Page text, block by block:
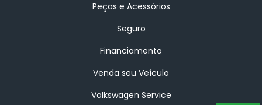
Peças e Acessórios
Seguro
Financiamento
Venda seu Veículo
Volkswagen Service